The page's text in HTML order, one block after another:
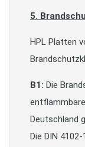
5.
HPL Platten
B1: Die
Deutschland
Die DIN